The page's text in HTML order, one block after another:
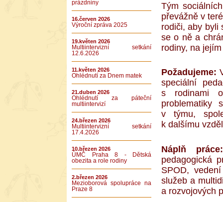
prázdniny
16.červen 2026
Výroční zpráva 2025
19.květen 2026
Multiintervizní setkání
12.6.2026
11.květen 2026
Ohlédnutí za Dnem matek
21.duben 2026
Ohlédnutí za páteční
multiintervizí
24.březen 2026
Multiintervizní setkání
17.4.2026
10.březen 2026
ÚMČ Praha 8 - Dětská
obezita a role rodiny
2.březen 2026
Mezioborová spolupráce na
Praze 8
Tým
převážně v
rodiči, aby byli
se o ně a
rodiny, na
Požadujeme:
speciální
s rodinami
problematiky
v týmu,
k dalšímu
Náplň
pedagogická
SPOD,
služeb a
a rozvojových